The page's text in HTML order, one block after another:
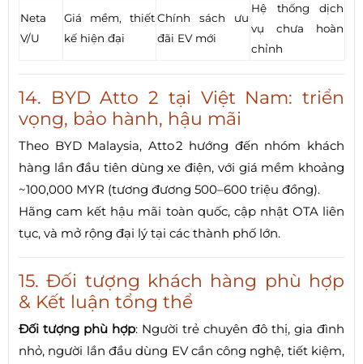
Neta
V/U
Giá mềm, thiết
kế hiện đại
Chính sách ưu
đãi EV mới
Hệ thống dịch
vụ chưa hoàn
chỉnh
14. BYD Atto 2 tại Việt Nam: triển
vọng, bảo hành, hậu mãi
Theo BYD Malaysia, Atto 2 hướng đến nhóm khách
hàng lần đầu tiên dùng xe điện, với giá mềm khoảng
~100,000 MYR (tương đương 500–600 triệu đồng).
Hãng cam kết hậu mãi toàn quốc, cập nhật OTA liên
tục, và mở rộng đại lý tại các thành phố lớn.
15. Đối tượng khách hàng phù hợp
& Kết luận tổng thể
Đối tượng phù hợp: Người trẻ chuyên đô thị, gia đình
nhỏ, người lần đầu dùng EV cần công nghệ, tiết kiệm,